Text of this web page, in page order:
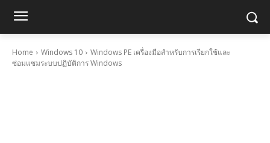
Home Windows 10
Windows PE เครื่องมือสำหรับการเรียกใช้และ
ซ่อมแซมระบบปฏิบัติการ Windows